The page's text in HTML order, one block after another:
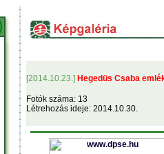
[2014.10.23.] Hegedüs Csaba
Fotók száma: 13
Létrehozás ideje: 2014.10.30.